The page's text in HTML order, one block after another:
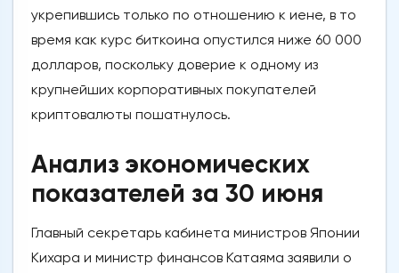
укрепившись только по отношению к иене, в то
время как курс биткоина опустился ниже 60 000
долларов, поскольку доверие к одному из
крупнейших корпоративных покупателей
криптовалюты пошатнулось.
Анализ экономических
показателей за 30 июня
Главный секретарь кабинета министров Японии
Кихара и министр финансов Катаяма заявили о